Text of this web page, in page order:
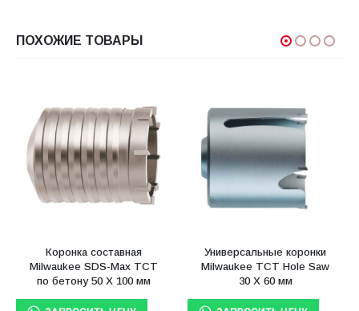
ПОХОЖИЕ ТОВАРЫ
Коронка составная
Milwaukee SDS-Max ТСТ
по бетону 50 X 100 мм
Универсальные коронки
Milwaukee TCT Hole Saw
30 X 60 мм